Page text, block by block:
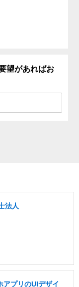
望があればお
法人
アプリのUIデザイ